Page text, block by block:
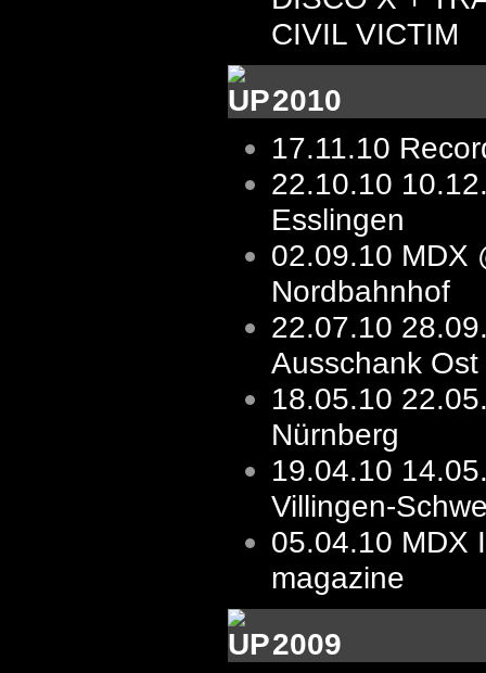
CIVIL VICTIM
2010
17.11.10
22.10.10
Esslingen
02.09.10 MDX
Nordbahnhof
22.07.10
Ausschank Ost
18.05.10
Nürnberg
19.04.10
Villingen-
05.04.10 MDX
magazine
2009